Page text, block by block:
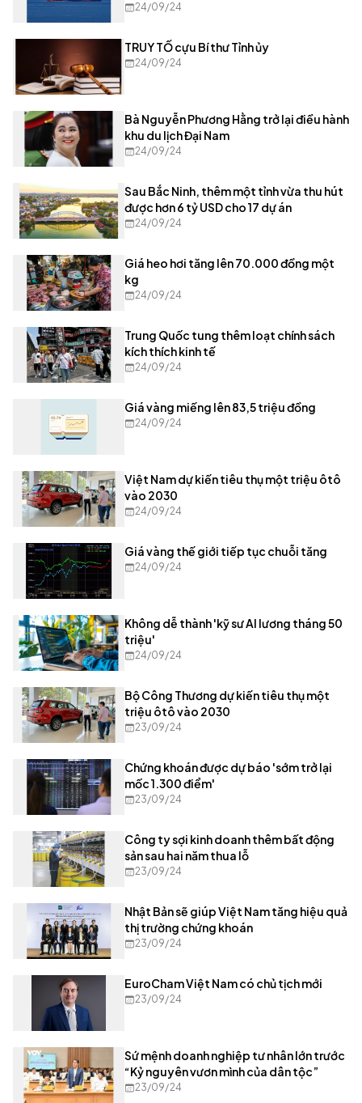
24/09/24
TRUY TỐ cựu Bí thư Tỉnh ủy
24/09/24
Bà Nguyễn Phương Hằng trở lại điều hành
khu du lịch Đại Nam
24/09/24
Sau Bắc Ninh, thêm một tỉnh vừa thu hút
được hơn 6 tỷ USD cho 17 dự án
24/09/24
Giá heo hơi tăng lên 70.000 đồng một
kg
24/09/24
Trung Quốc tung thêm loạt chính sách
kích thích kinh tế
24/09/24
Giá vàng miếng lên 83,5 triệu đồng
24/09/24
Việt Nam dự kiến tiêu thụ một triệu ôtô
vào 2030
24/09/24
Giá vàng thế giới tiếp tục chuỗi tăng
24/09/24
Không dễ thành 'kỹ sư AI lương tháng 50
triệu'
24/09/24
Bộ Công Thương dự kiến tiêu thụ một
triệu ôtô vào 2030
23/09/24
Chứng khoán được dự báo 'sớm trở lại
mốc 1.300 điểm'
23/09/24
Công ty sợi kinh doanh thêm bất động
sản sau hai năm thua lỗ
23/09/24
Nhật Bản sẽ giúp Việt Nam tăng hiệu quả
thị trường chứng khoán
23/09/24
EuroCham Việt Nam có chủ tịch mới
23/09/24
Sứ mệnh doanh nghiệp tư nhân lớn trước
“Kỷ nguyên vươn mình của dân tộc”
23/09/24